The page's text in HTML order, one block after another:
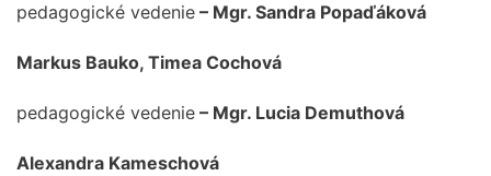
pedagogické vedenie – Mgr. Sandra Popaďáková
Markus Bauko, Timea Cochová
pedagogické vedenie – Mgr. Lucia Demuthová
Alexandra Kameschová